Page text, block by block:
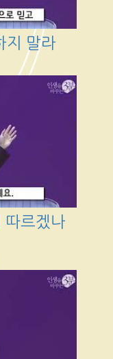
지 말라
따르겠나